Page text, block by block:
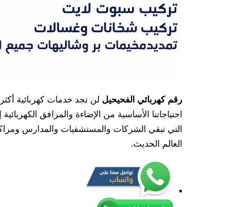
رقم كهربائي الفحيحيل لن تجد خدمات كهربائية
احتياجاتنا الأساسية من الإضاءة والمرافق
التي تبقي الشركات والمستشفيات والمدارس
العالم الحديث.